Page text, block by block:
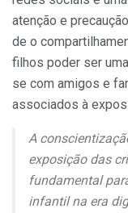
atenção e
de o
filhos poder ser
se com amigos e
associados à
A
exposição das
fundamental
infantil na era